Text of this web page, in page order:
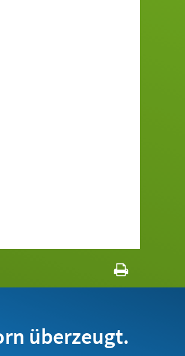
überzeugt.